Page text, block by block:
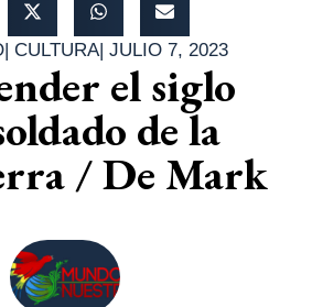
CULTURA| JULIO 7, 2023
el siglo
de la
/ De Mark